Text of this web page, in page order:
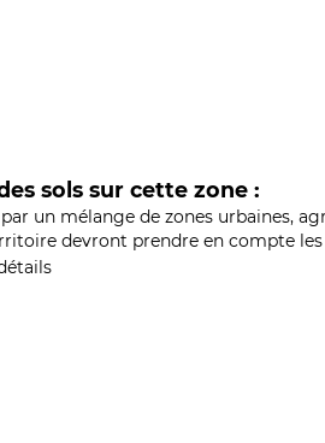
sols sur cette zone :
un mélange de zones urbaines,
devront prendre en compte les